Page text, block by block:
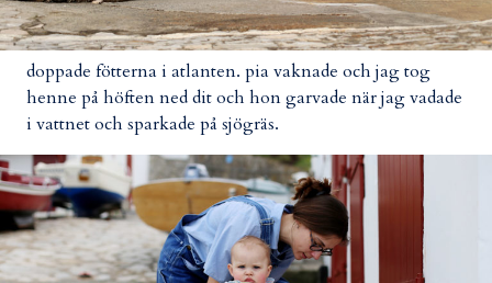
doppade fötterna i atlanten. pia vaknade och jag tog
henne på höften ned dit och hon garvade när jag vadade
i vattnet och sparkade på sjögräs.